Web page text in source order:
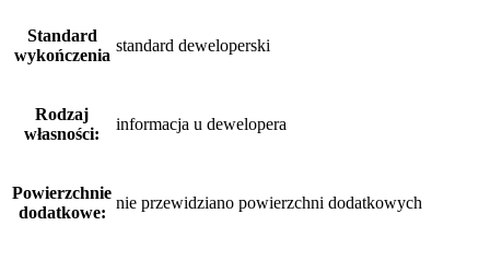
Standard
wykończenia
standard deweloperski
Rodzaj
własności:
informacja u dewelopera
Powierzchnie
dodatkowe:
nie przewidziano powierzchni dodatkowych